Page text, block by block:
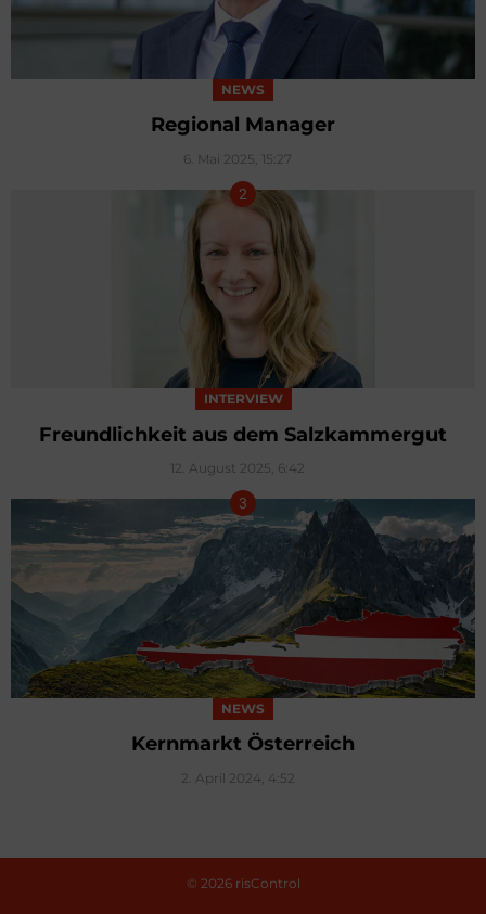
NEWS
Regional Manager
6. Mai 2025, 15:27
INTERVIEW
Freundlichkeit aus dem Salzkammergut
12. August 2025, 6:42
NEWS
Kernmarkt Österreich
2. April 2024, 4:52
© 2026 risControl